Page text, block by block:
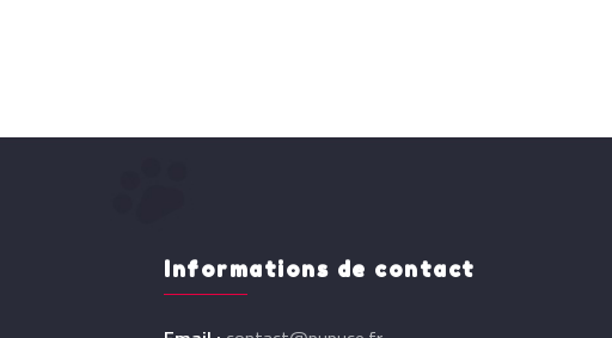
Informations de contact